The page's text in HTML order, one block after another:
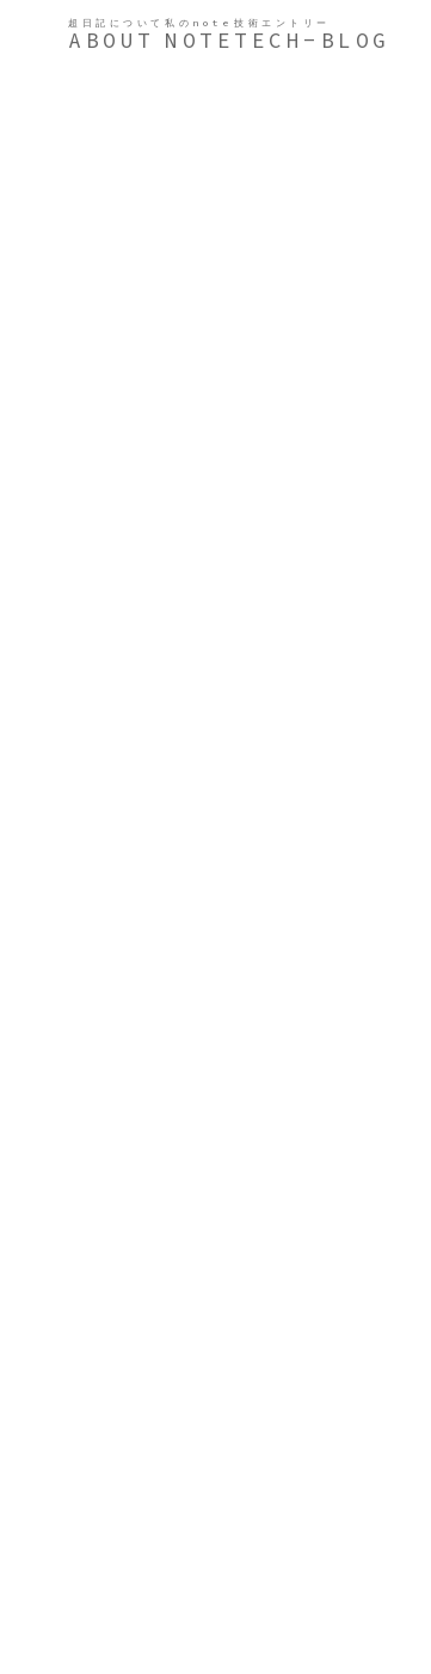
超日記について
ABOUT
私のnote
NOTE
技術エントリー
TECH-BLOG